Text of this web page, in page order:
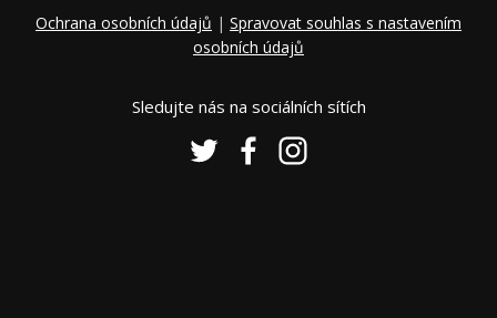
Ochrana osobních údajů | Spravovat souhlas s nastavením
osobních údajů
Sledujte nás na sociálních sítích